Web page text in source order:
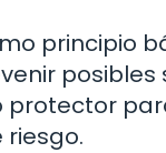
principio
protector